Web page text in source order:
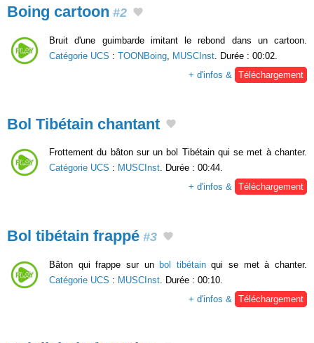
Boing cartoon #2
Bruit d'une guimbarde imitant le rebond dans un cartoon.
Catégorie UCS : TOONBoing MUSCInst . Durée : 00:02.
+ d'infos &
Téléchargement
Bol Tibétain chantant
Frottement du bâton sur un bol Tibétain qui se met à chanter.
Catégorie UCS : MUSCInst. Durée : 00:44.
+ d'infos & Téléchargement
Bol tibétain frappé #3
Bâton qui frappe sur un bol tibétainqui se met à chanter.
Catégorie UCS : MUSCInst . Durée : 00:10.
+ d'infos &
Téléchargement